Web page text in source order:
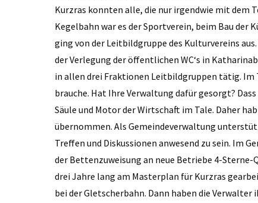
Kurzras konnten alle, die nur irgendwie mit dem
Kegelbahn war es der Sportverein, beim Bau der
ging von der Leitbildgruppe des Kulturvereins
der Verlegung der öffentlichen WC‘s in
in allen drei Fraktionen Leitbildgruppen tätig. Im
brauche. Hat Ihre Verwaltung dafür gesorgt?
Säule und Motor der Wirtschaft im Tale. Daher
übernommen. Als Gemeindeverwaltung
Treffen und Diskussionen anwesend zu sein. Im
der Bettenzuweisung an neue Betriebe 4-
drei Jahre lang am Masterplan für Kurzras
bei der Gletscherbahn. Dann haben die